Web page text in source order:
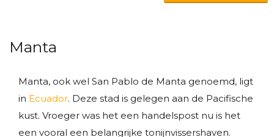
Manta
Manta, ook wel San Pablo de Manta genoemd, ligt
in Ecuador. Deze stad is gelegen aan de Pacifische
kust. Vroeger was het een handelspost nu is het
een vooral een belangrijke tonijnvissershaven.